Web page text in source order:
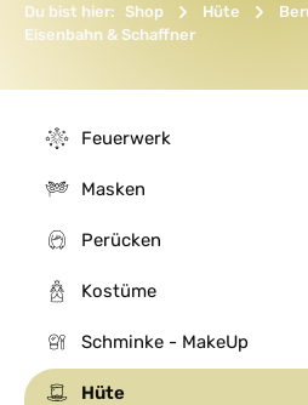
Du bist hier: Shop Hüte
Eisenbahn & Schaffner
Feuerwerk
Masken
Perücken
Kostüme
Schminke - MakeUp
Hüte